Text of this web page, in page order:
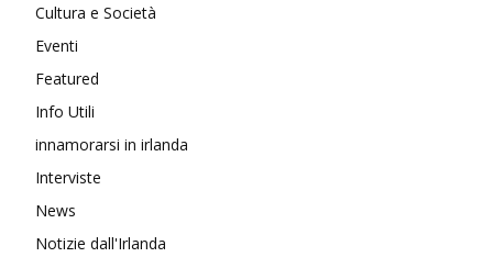
Cultura e Società
Eventi
Featured
Info Utili
innamorarsi in irlanda
Interviste
News
Notizie dall'Irlanda